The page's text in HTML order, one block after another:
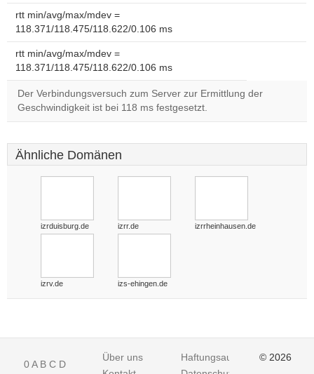
rtt min/avg/max/mdev =
118.371/118.475/118.622/0.106 ms
rtt min/avg/max/mdev =
118.371/118.475/118.622/0.106 ms
Der Verbindungsversuch zum Server zur Ermittlung der
Geschwindigkeit ist bei 118 ms festgesetzt.
Ähnliche Domänen
izrduisburg.de izrr.de izrrheinhausen.de
izrv.de izs-ehingen.de
0A B C D
Über uns
Haftungsausschluss© 2026